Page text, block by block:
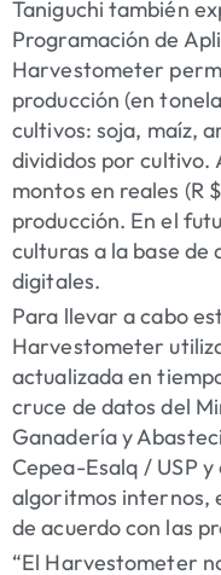
Taniguchi también
Programación de
Harvestometer
producción (en
cultivos: soja, maíz,
divididos por cultivo.
montos en reales (R
producción. En el
culturas a la base de
digitales.
Para llevar a cabo
Harvestometer
actualizada en
cruce de datos del
Ganadería y
Cepea-Esalq / USP
algoritmos internos,
de acuerdo con las
“El Harvestometer